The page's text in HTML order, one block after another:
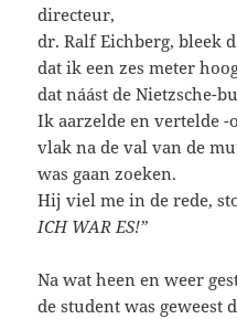
directeur,
dr. Ralf Eichberg, bleek
dat ik een zes meter
dat náást de Nietzsche-
Ik aarzelde en vertelde
vlak na de val van de
was gaan zoeken.
Hij viel me in de rede,
ICH WAR ES!”
Na wat heen en weer
de student was geweest